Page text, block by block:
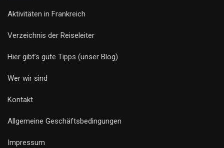
Aktivitäten in Frankreich
Verzeichnis der Reiseleiter
Hier gibt’s gute Tipps (unser Blog)
Wer wir sind
Kontakt
Allgemeine Geschäftsbedingungen
Impressum